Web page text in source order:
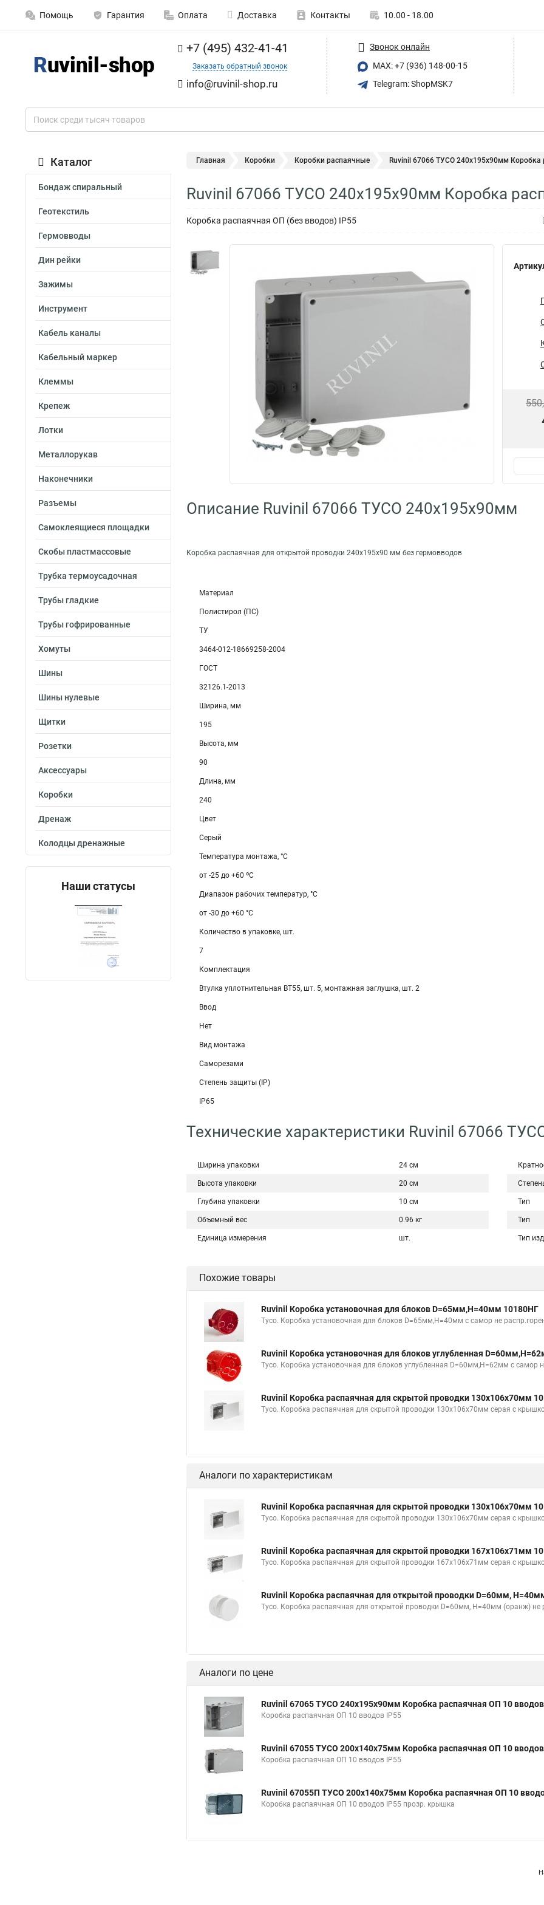
Помощь Гарантия Оплата Доставка Контакты 10.00 - 18.00
+7 (495) 432-41-41
Заказать обратный звонок
info@ruvinil-shop.ru
Звонок онлайн
MAX: +7 (936) 148-00-15
Telegram: ShopMSK7
Каталог
Бондаж спиральный
Геотекстиль
Гермовводы
Дин рейки
Зажимы
Инструмент
Кабель каналы
Кабельный маркер
Клеммы
Крепеж
Лотки
Металлорукав
Наконечники
Разъемы
Самоклеящиеся площадки
Скобы пластмассовые
Трубка термоусадочная
Трубы гладкие
Трубы гофрированные
Хомуты
Шины
Шины нулевые
Щитки
Розетки
Аксессуары
Коробки
Дренаж
Колодцы дренажные
Наши статусы
Главная Коробки Коробки распаячные Ruvinil 67066 ТУСО 240х195х90мм Коробка
Ruvinil 67066 ТУСО 240х195х90мм Коробка
Коробка распаячная ОП (без вводов) IP55
Описание Ruvinil 67066 ТУСО 240х195х90мм
Коробка распаячная для открытой проводки 240х195х90 мм без гермовводов
Материал
Полистирол (ПС)
ТУ
3464-012-18669258-2004
ГОСТ
32126.1-2013
Ширина, мм
195
Высота, мм
90
Длина, мм
240
Цвет
Серый
Температура монтажа, °С
от -25 до +60 ºС
Диапазон рабочих температур, °С
от -30 до +60 °С
Количество в упаковке, шт.
7
Комплектация
Втулка уплотнительная ВТ55, шт. 5, монтажная заглушка, шт. 2
Ввод
Нет
Вид монтажа
Саморезами
Степень защиты (IP)
IP65
Технические характеристики Ruvinil 67066
Ширина упаковки 24 см
Высота упаковки 20 см
Глубина упаковки 10 см
Объемный вес 0.96 кг
Единица измерения шт.
Тип
Тип
Тип
Похожие товары
Ruvinil Коробка установочная для блоков D=65мм,H=40мм 10180НГ
Тусо. Коробка установочная для блоков D=65мм,H=40мм с самор не
Ruvinil Коробка установочная для блоков углубленная
Тусо. Коробка установочная для блоков углубленная D=60мм,Н=62мм с самор
Ruvinil Коробка распаячная для скрытой проводки 130х106х70мм
Тусо. Коробка распаячная для скрытой проводки 130х106х70мм серая с
Аналоги по характеристикам
Ruvinil Коробка распаячная для скрытой проводки 130х106х70мм
Тусо. Коробка распаячная для скрытой проводки 130х106х70мм серая с
Ruvinil Коробка распаячная для скрытой проводки 167х106х71мм
Тусо. Коробка распаячная для скрытой проводки 167х106х71мм серая с
Ruvinil Коробка распаячная для открытой проводки D=60мм,
Тусо. Коробка распаячная для открытой проводки D=60мм, Н=40мм (оранж) не
Аналоги по цене
Ruvinil 67065 ТУСО 240х195х90мм Коробка распаячная ОП 10
Коробка распаячная ОП 10 вводов IP55
Ruvinil 67055 ТУСО 200х140х75мм Коробка распаячная ОП 10
Коробка распаячная ОП 10 вводов IP55
Ruvinil 67055П ТУСО 200х140х75мм Коробка распаячная ОП 10
Коробка распаячная ОП 10 вводов IP55 прозр. крышка